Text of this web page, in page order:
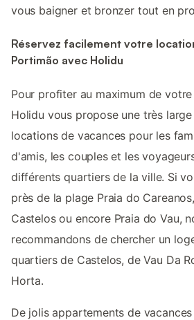
vous baigner et bronzer tout en
Réservez facilement votre
Portimão avec Holidu
Pour profiter au maximum de
Holidu vous propose une très
locations de vacances pour les
d'amis, les couples et les
différents quartiers de la ville. Si
près de la plage Praia do
Castelos ou encore Praia do Vau,
recommandons de chercher un
quartiers de Castelos, de Vau Da
Horta.
De jolis appartements de